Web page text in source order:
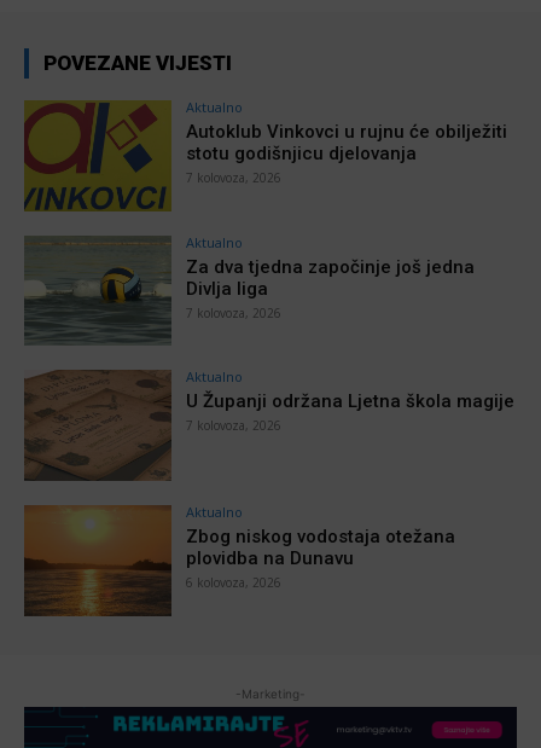
POVEZANE VIJESTI
Aktualno
Autoklub Vinkovci u rujnu će obilježiti
stotu godišnjicu djelovanja
7 kolovoza, 2026
Aktualno
Za dva tjedna započinje još jedna
Divlja liga
7 kolovoza, 2026
Aktualno
U Županji održana Ljetna škola magije
7 kolovoza, 2026
Aktualno
Zbog niskog vodostaja otežana
plovidba na Dunavu
6 kolovoza, 2026
-Marketing-